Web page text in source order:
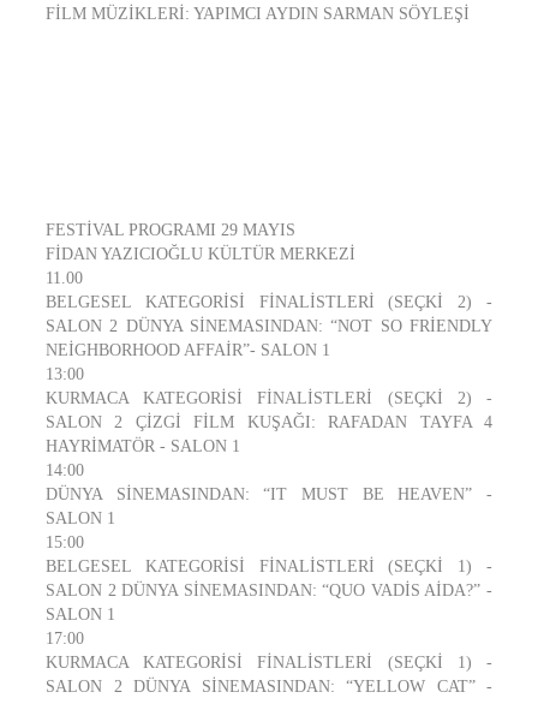
FİLM MÜZİKLERİ: YAPIMCI AYDIN SARMAN SÖYLEŞİ
FESTİVAL PROGRAMI 29 MAYIS
FİDAN YAZICIOĞLU KÜLTÜR MERKEZİ
11.00
BELGESEL KATEGORİSİ FİNALİSTLERİ (SEÇKİ 2) -
SALON 2 DÜNYA SİNEMASINDAN: “NOT SO FRİENDLY
NEİGHBORHOOD AFFAİR”- SALON 1
13:00
KURMACA KATEGORİSİ FİNALİSTLERİ (SEÇKİ 2) -
SALON 2 ÇİZGİ FİLM KUŞAĞI: RAFADAN TAYFA 4
HAYRİMATÖR - SALON 1
14:00
DÜNYA SİNEMASINDAN: “IT MUST BE HEAVEN” -
SALON 1
15:00
BELGESEL KATEGORİSİ FİNALİSTLERİ (SEÇKİ 1) -
SALON 2 DÜNYA SİNEMASINDAN: “QUO VADİS AİDA?” -
SALON 1
17:00
KURMACA KATEGORİSİ FİNALİSTLERİ (SEÇKİ 1) -
SALON 2 DÜNYA SİNEMASINDAN: “YELLOW CAT” -